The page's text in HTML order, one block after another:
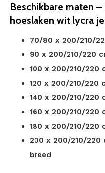
Beschikbare maten
hoeslaken wit lycra
70/80 x 200/210/
90 x 200/210/220
100 x 200/210/220
120 x 200/210/220
140 x 200/210/220
160 x 200/210/220
180 x 200/210/220
200 x 200/210/220
breed